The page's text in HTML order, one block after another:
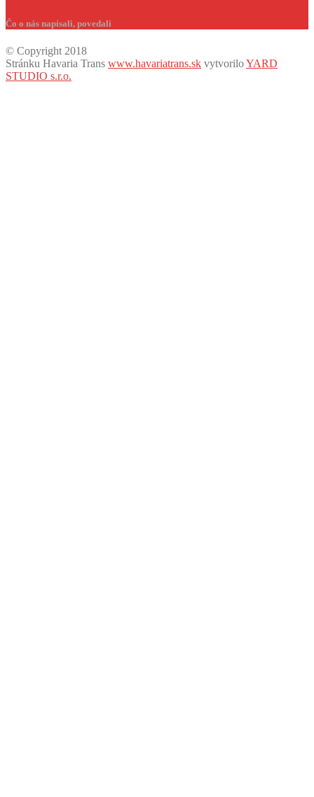
Čo o nás napísali, povedali
© Copyright 2018
Stránku Havaria Trans www.havariatrans.sk vytvoriloYARD
STUDIO s.r.o.